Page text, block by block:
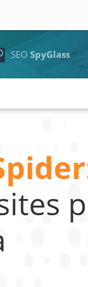
SEO SpyGlass